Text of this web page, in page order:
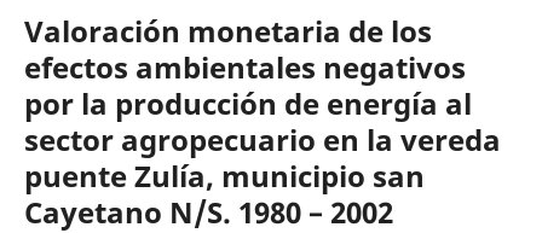
Valoración monetaria de los
efectos ambientales negativos
por la producción de energía al
sector agropecuario en la vereda
puente Zulía, municipio san
Cayetano N/S. 1980 – 2002